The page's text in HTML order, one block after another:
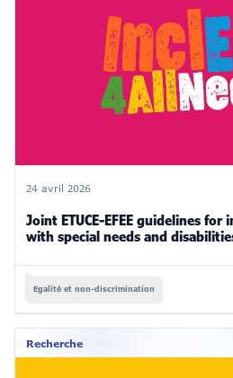
24 avril 2026
Joint ETUCE-EFEE guidelines
with special needs and
Egalité et non-discrimination
Recherche